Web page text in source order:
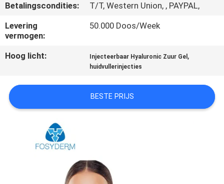
GEVALLEN
EEN
OFFERTE
SHOPPING
ONLINE
Betalingscondities:
T/T, Western Union, , PAYPAL,
Levering
vermogen:
50.000 Doos/Week
Hoog licht: Injecteerbaar Hyaluronic Zuur Gel ,
huidvullerinjecties
BESTE PRIJS